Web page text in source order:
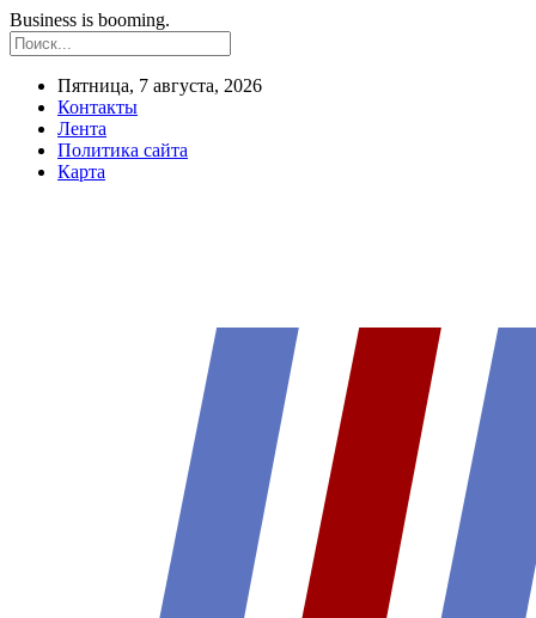
Business is booming.
Пятница, 7 августа, 2026
Контакты
Лента
Политика сайта
Карта